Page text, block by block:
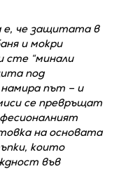
че защитата в
и мокри
сте “минали
под
път – и
се превръщат
на основата
които
във